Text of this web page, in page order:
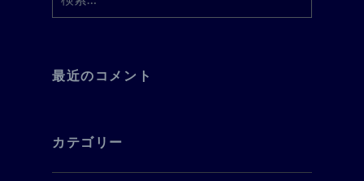
索:
最近のコメント
カテゴリー